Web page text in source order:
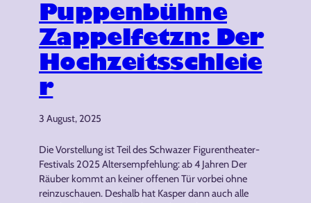
Puppenbühne
Zappelfetzn: Der
Hochzeitsschleie
r
3 August, 2025
Die Vorstellung ist Teil des Schwazer Figurentheater-
Festivals 2025 Altersempfehlung: ab 4 Jahren Der
Räuber kommt an keiner offenen Tür vorbei ohne
reinzuschauen. Deshalb hat Kasper dann auch alle